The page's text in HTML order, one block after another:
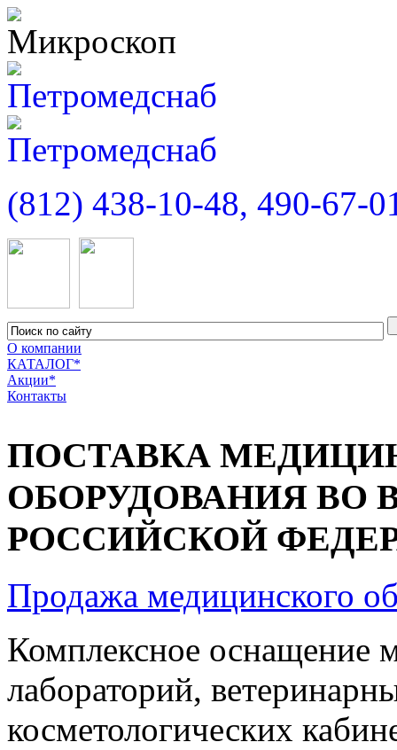
(812) 438-10-48, 490-67-
О компании
КАТАЛОГ*
Акции*
Контакты
ПОСТАВКА
ОБОРУДОВАНИЯ ВО
РОССИЙСКОЙ
Продажа медицинского
Комплексное оснащение
лабораторий,
косметологических